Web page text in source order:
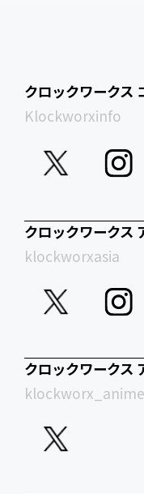
クロックワークス
Klockworxinfo
クロックワークス
klockworxasia
クロックワークス
klockworx_anime